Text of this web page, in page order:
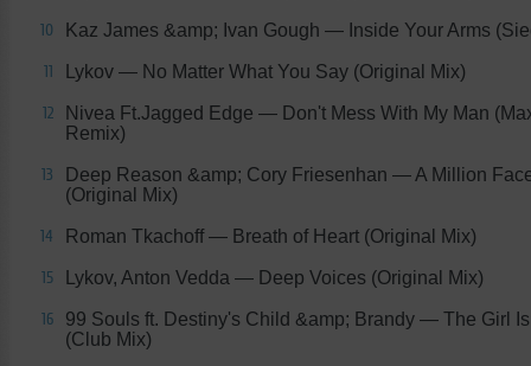
10 Kaz James &amp; Ivan Gough — Inside Your Arms
11 Lykov — No Matter What You Say (Original Mix)
12 Nivea Ft.Jagged Edge — Don't Mess With My Man
Remix)
13 Deep Reason &amp; Cory Friesenhan — A Million
(Original Mix)
14 Roman Tkachoff— Breath of Heart (Original Mix)
15 Lykov, Anton Vedda — Deep Voices (Original Mix)
16 99 Souls ft. Destiny's Child &amp; Brandy — The Girl
(Club Mix)